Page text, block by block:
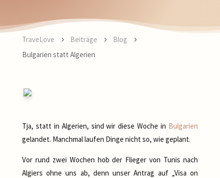
TraveLove 5 Beiträge 5 Blog 5
Bulgarien statt Algerien
Tja, statt in Algerien, sind wir diese Woche in Bulgarien
gelandet. Manchmal laufen Dinge nicht so, wie geplant.
Vor rund zwei Wochen hob der Flieger von Tunis nach
Algiers ohne uns ab, denn unser Antrag auf „Visa on